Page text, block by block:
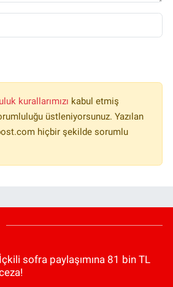
kurallarımızı kabul etmiş
üstleniyorsunuz. Yazılan
hiçbir şekilde sorumlu
İçkili sofra paylaşımına 81 bin TL